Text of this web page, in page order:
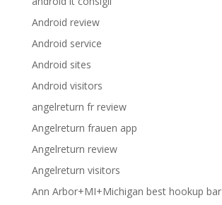
Android review
Android service
Android sites
Android visitors
angelreturn fr review
Angelreturn frauen app
Angelreturn review
Angelreturn visitors
Ann Arbor+MI+Michigan best hookup bar